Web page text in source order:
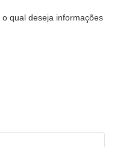
qual deseja informações